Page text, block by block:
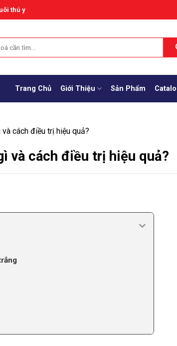
thú y
Trang Chủ Giới Thiệu Sản Phẩm
và cách điều trị hiệu quả?
và cách điều trị hiệu quả?